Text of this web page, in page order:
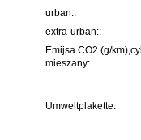
urban::
extra-urban::
Emijsa CO2 (g/
mieszany:
Umweltplakette: